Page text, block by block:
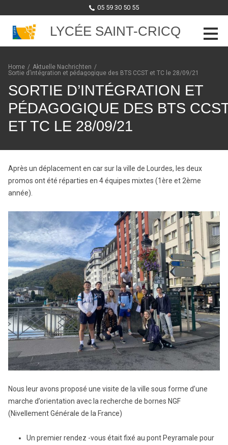
05 59 30 50 55
LYCÉE SAINT-CRICQ
Skip to content
Home / Aktuelle Nachrichten /
Sortie d’intégration et pédagogique des BTS CCST et TC le 28/09/21
SORTIE D’INTÉGRATION ET
PÉDAGOGIQUE DES BTS
ET TC LE 28/09/21
Après un déplacement en car sur la ville de Lourdes, les deux
promos ont été réparties en 4 équipes mixtes (1ère et 2ème
année).
Nous leur avons proposé une visite de la ville sous forme d’une
marche d’orientation avec la recherche de bornes NGF
(Nivellement Générale de la France)
Un premier rendez -vous était fixé au pont Peyramale pour